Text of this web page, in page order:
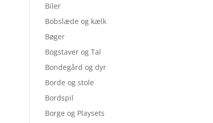
Biler
Bobslæde og kælk
Bøger
Bogstaver og Tal
Bondegård og dyr
Borde og stole
Bordspil
Borge og Playsets